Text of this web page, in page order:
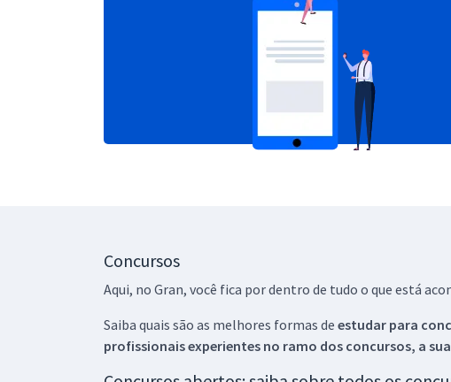
Concursos
Aqui, no Gran, você fica por dentro de tudo o que está
Saiba quais são as melhores formas de estudar para
profissionais experientes no ramo dos concursos, a